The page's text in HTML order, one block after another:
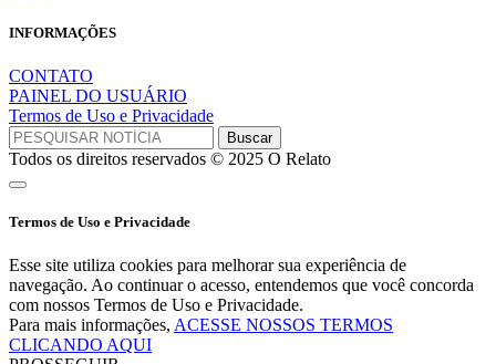
INFORMAÇÕES
CONTATO
PAINEL DO USUÁRIO
Termos de Uso e Privacidade
Todos os direitos reservados © 2025 O Relato
Termos de Uso e Privacidade
Esse site utiliza cookies para melhorar sua experiência de
navegação. Ao continuar o acesso, entendemos que você concorda
com nossos Termos de Uso e Privacidade.
Para mais informações, ACESSE NOSSOS TERMOS
CLICANDO AQUI